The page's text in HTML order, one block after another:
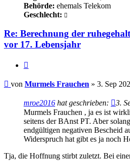
Behörde: ehemals Telekom
Geschlecht:
Re: Berechnung der
vor 17. Lebensjahr
Beitrag
von Murmels Frauchen » 3. Sep
mroe2016 hat geschrieben: 3.
Murmels Frauchen , ja es ist
seitens der BAnst PT. Aber
endgültigen negativen Bescheid
Widerspruch hat gibt es ja noch
Tja, die Hoffnung stirbt zuletzt. Bei